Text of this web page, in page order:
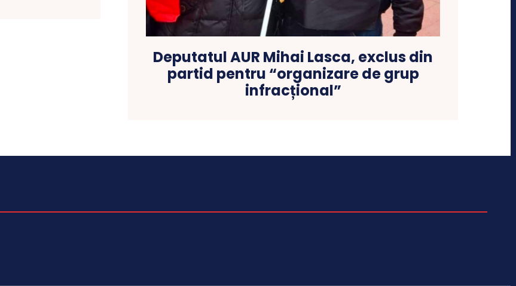
Deputatul AUR Mihai Lasca, exclus din
partid pentru “organizare de grup
infracțional”